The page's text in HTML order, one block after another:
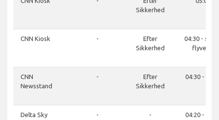
Sikkerhed
CNN Kiosk -
Efter
Sikkerhed
04:30 -
flyvetur
CNN
Newsstand
-
Efter
Sikkerhed
04:30 -
Delta Sky
- - 04:20 -